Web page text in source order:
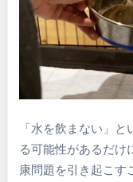
「水を飲まない」
る可能性があるだけ
康問題を引き起こす